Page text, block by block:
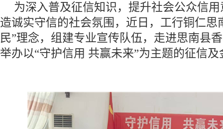
为深入普及征信知识，提升社会公众信
造诚实守信的社会氛围，近日，工行铜仁思
民”理念，组建专业宣传队伍，走进思南县
举办以“守护信用 共赢未来”为主题的征信